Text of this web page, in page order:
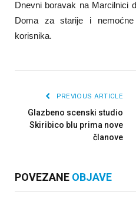
Dnevni boravak na Marcilnici
Doma za starije i
korisnika.
PREVIOUS ARTICLE
Glazbeno scenski studio
Skiribico blu prima nove
članove
POVEZANE OBJAVE